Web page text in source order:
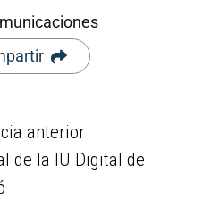
anterior
de la IU Digital de